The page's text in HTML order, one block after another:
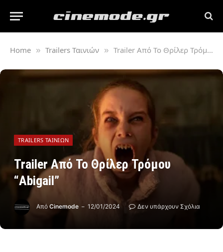
Home » Trailers Ταινιών » Trailer Από Το Θρίλερ Τρόμου “Abigail”
TRAILERS ΤΑΙΝΙΏΝ
Trailer Από Το Θρίλερ Τρόμου
“Abigail”
Από Cinemode 12/01/2024 Δεν υπάρχουν Σχόλια